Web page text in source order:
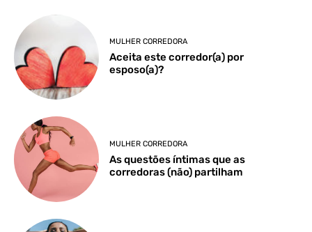
MULHER CORREDORA
Aceita este corredor(a) por
esposo(a)?
MULHER CORREDORA
As questões íntimas que as
corredoras (não) partilham